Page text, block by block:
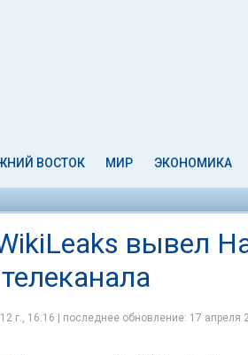
ВОСТОК МИР ЭКОНОМИКА
вывел
г., 16:16 | последнее обновление: 17 апреля